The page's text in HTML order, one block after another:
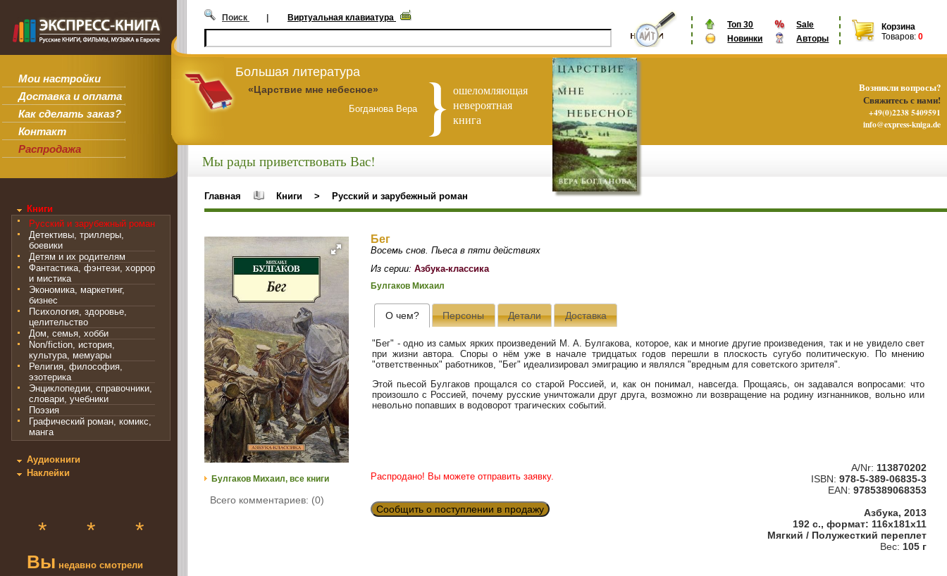
Мои настройки
Доставка и оплата
Как сделать заказ?
Контакт
Распродажа
Топ 30
Sale
Новинки
Авторы
Корзина
Товаров: 0
Поиск | Виртуальная клавиатура
Большая литература
«Царствие мне небесное»
Богданова Вера
ошеломляющая
невероятная
книга
Книги
Русский и зарубежный роман
Детективы, триллеры,
боевики
Детям и их родителям
Фантастика, фэнтези, хоррор
и мистика
Экономика, маркетинг,
бизнес
Психология, здоровье,
целительство
Дом, семья, хобби
Non/fiction, история,
культура, мемуары
Религия, философия,
эзотерика
Энциклопедии, справочники,
словари, учебники
Поэзия
Графический роман, комикс,
манга
Аудиокниги
Наклейки
* * *
Вы недавно смотрели
Мы рады приветствовать Вас!
Главная Книги > Русский и зарубежный роман
Булгаков Михаил, все книги
Всего комментариев: (0)
Бег
Восемь снов. Пьеса в пяти действиях
Из серии: Азбука-классика
Булгаков Михаил
О чем? Персоны Детали Доставка
"Бег" - одно из самых ярких произведений М. А. Булгакова, которое, как и многие другие произведения, так и не увидело свет
при жизни автора. Споры о нём уже в начале тридцатых годов перешли в плоскость сугубо политическую. По мнению
"ответственных" работников, "Бег" идеализировал эмиграцию и являлся "вредным для советского зрителя".
Этой пьесой Булгаков прощался со старой Россией, и, как он понимал, навсегда. Прощаясь, он задавался вопросами: что
произошло с Россией, почему русские уничтожали друг друга, возможно ли возвращение на родину изгнанников, вольно или
невольно попавших в водоворот трагических событий.
Распродано! Вы можете отправить заявку.
Сообщить о поступлении в продажу
A/Nr: 113870202
ISBN: 978-5-389-06835-3
EAN: 9785389068353
Азбука, 2013
192 с., формат: 116x181x11
Мягкий / Полужесткий переплет
Вес: 105 г
Возникли вопросы?
Свяжитесь с нами!
+49(0)2238 5409591
info@express-kniga.de